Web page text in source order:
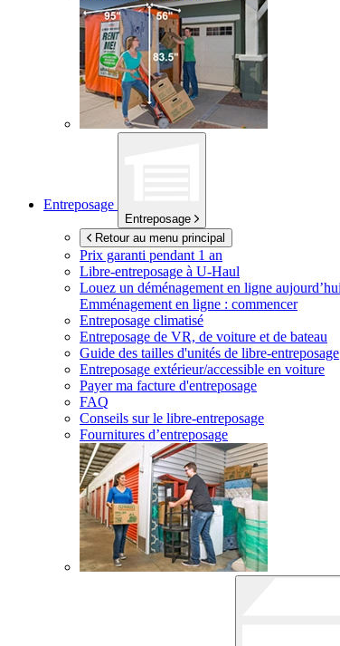
Entreposage
Entreposage
Retour au menu principal
Prix garanti pendant 1 an
Libre-entreposage à U-Haul
Louez un déménagement en ligne
Emménagement en ligne : commencer
Entreposage climatisé
Entreposage de VR, de voiture et de bateau
Guide des tailles d'unités de libre-entreposage
Entreposage extérieur/accessible en voiture
Payer ma facture d'entreposage
FAQ
Conseils sur le libre-entreposage
Fournitures d’entreposage